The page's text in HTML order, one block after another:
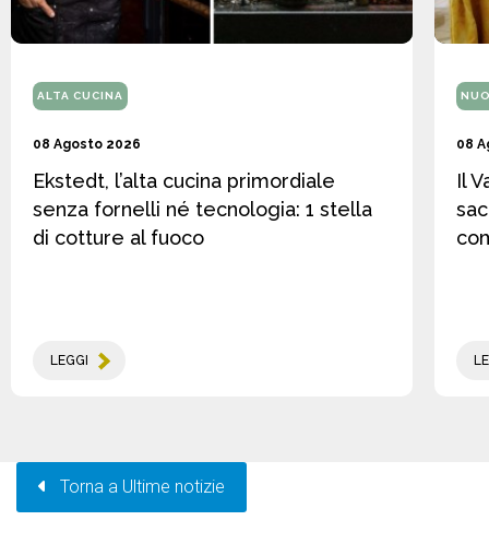
ALTA CUCINA
08 Agosto 2026
Ekstedt, l’alta cucina primordiale
senza fornelli né tecnologia: 1 stella
di cotture al fuoco
LEGGI
08
Il
Torna a Ultime notizie